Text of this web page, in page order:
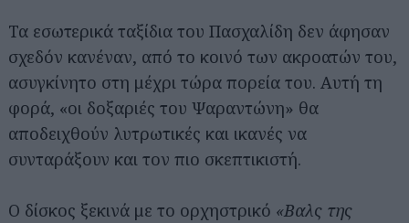
Τα εσωτερικά ταξίδια του Πασχαλίδη δεν άφησαν
σχεδόν κανέναν, από το κοινό των ακροατών του,
ασυγκίνητο στη μέχρι τώρα πορεία του. Αυτή τη
φορά, «οι δοξαριές του Ψαραντώνη» θα
αποδειχθούν λυτρωτικές και ικανές να
συνταράξουν και τον πιο σκεπτικιστή.
Ο δίσκος ξεκινά με το ορχηστρικό «Βαλς της